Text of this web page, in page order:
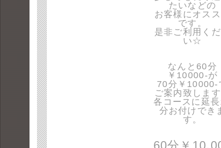
たいなどの
お客様にオス
です。
是非ご利用く
い☆
なんと60分
￥10000-が
70分￥10000-
ご案内致しま
各コースに延
分お付けでき
す。
60分￥